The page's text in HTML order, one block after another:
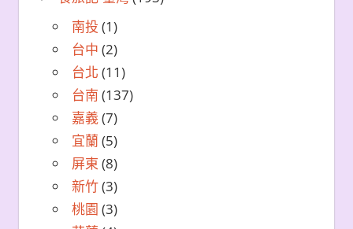
南投 (1)
台中 (2)
台北 (11)
台南 (137)
嘉義(7)
宜蘭 (5)
屏東 (8)
新竹(3)
桃園 (3)